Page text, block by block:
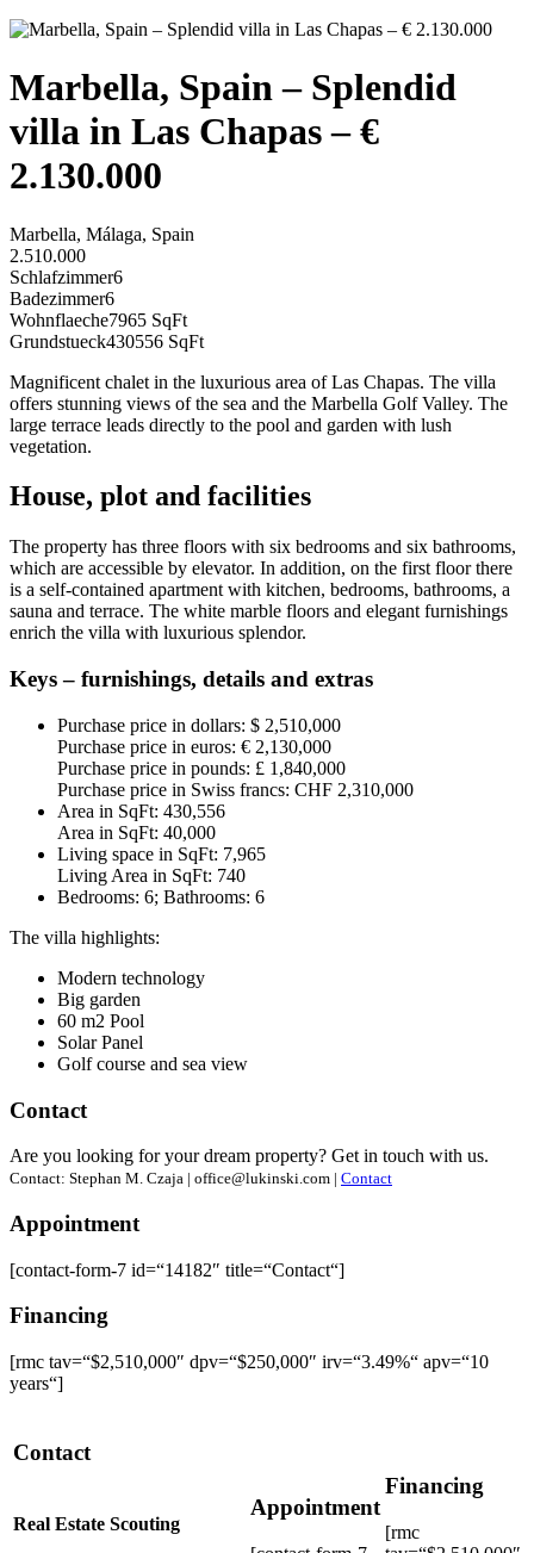
Marbella, Spain – Splendid
villa in Las Chapas – €
2.130.000
Marbella, Málaga, Spain
2.510.000
Schlafzimmer6
Badezimmer6
Wohnflaeche7965 SqFt
Grundstueck430556 SqFt
Magnificent chalet in the luxurious area of Las Chapas. The villa
offers stunning views of the sea and the Marbella Golf Valley. The
large terrace leads directly to the pool and garden with lush
vegetation.
House, plot and facilities
The property has three floors with six bedrooms and six bathrooms,
which are accessible by elevator. In addition, on the first floor there
is a self-contained apartment with kitchen, bedrooms, bathrooms, a
sauna and terrace. The white marble floors and elegant furnishings
enrich the villa with luxurious splendor.
Keys – furnishings, details and extras
Purchase price in dollars: $ 2,510,000
Purchase price in euros: € 2,130,000
Purchase price in pounds: £ 1,840,000
Purchase price in Swiss francs: CHF 2,310,000
Area in SqFt: 430,556
Area in SqFt: 40,000
Living space in SqFt: 7,965
Living Area in SqFt: 740
Bedrooms: 6; Bathrooms: 6
The villa highlights:
Modern technology
Big garden
60 m2 Pool
Solar Panel
Golf course and sea view
Contact
Are you looking for your dream property? Get in touch with us.
Contact: Stephan M. Czaja | office@lukinski.com | Contact
Appointment
[contact-form-7 id=“14182″ title=“Contact“]
Financing
[rmc tav=“$2,510,000″ dpv=“$250,000″ irv=“3.49%“ apv=“10
years“]
Contact
Real Estate Scouting
Appointment
Financing
[rmc